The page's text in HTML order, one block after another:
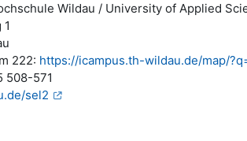
Wildau / University of Applied
222: https://icampus.th-wildau.de/map/
508-571
sel2